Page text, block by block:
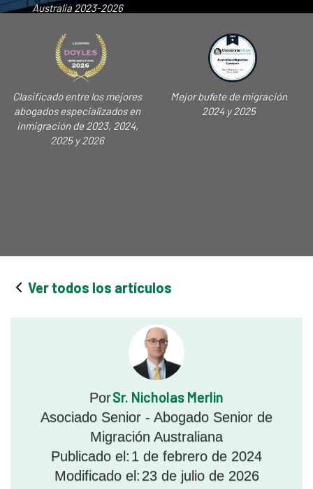
Australia 2023-2026
Clasificado entre los mejores
abogados especializados en
inmigración de 2023, 2024,
2025 y 2026
Mejor bufete de migración
2024 y 2025
Ver todos los artículos
PorSr. Nicholas Merlin
Asociado Senior - Abogado Senior de
Migración Australiana
Publicado el: 1 de febrero de 2024
Modificado el: 23 de julio de 2026